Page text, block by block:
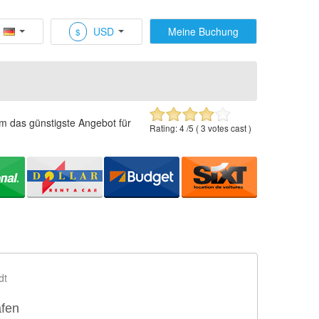
$ USD Meine Buchung
Rating:4/5 (3 votes cast )
das günstigste Angebot für